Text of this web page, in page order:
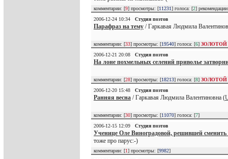
комментарии: [9] просмотры: [11231] голоса: [2]
2006-12-24 10:34
Студия поэтов
Парафраз на тему / Гаркавая Людмила
комментарии: [33] просмотры: [19540] голоса: [6]
2006-12-21 20:08
Студия поэтов
На лоне похмельных селений приволье
комментарии: [28] просмотры: [18213] голоса: [8]
2006-12-20 15:48
Студия поэтов
Ранняя весна / Гаркавая Людмила Валентиновна (
комментарии: [30] просмотры: [11070] голоса: [7]
2006-12-15 12:09
Студия поэтов
Ученице Оле Виноградовой, решившей сменить
тоже про парус:-)
комментарии: [1] просмотры: [9982]